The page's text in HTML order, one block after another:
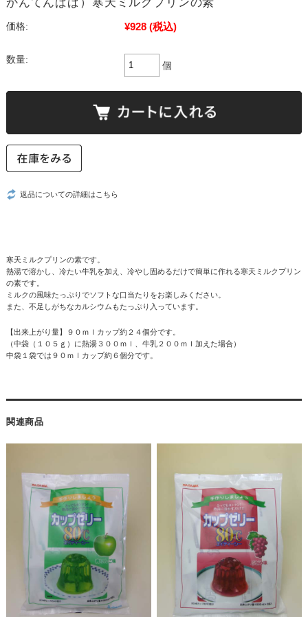
価格: ¥928 (税込)
数量:
個
返品についての詳細はこちら
寒天ミルクプリンの素です。
熱湯で溶かし、冷たい牛乳を加え、冷やし固めるだけで簡単に作れる寒天ミルクプリン
の素です。
ミルクの風味たっぷりでソフトな口当たりをお楽しみください。
また、不足しがちなカルシウムもたっぷり入っています。
【出来上がり量】９０ｍｌカップ約２４個分です。
（中袋（１０５ｇ）に熱湯３００ｍｌ、牛乳２００ｍｌ加えた場合）
中袋１袋では９０ｍｌカップ約６個分です。
関連商品